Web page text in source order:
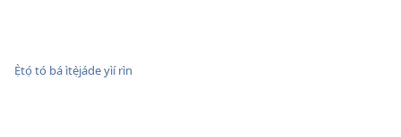
Ẹ̀tọ́ tó bá ìtẹ̀jáde yìí rìn